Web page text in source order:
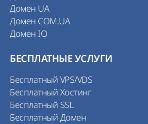
Домен UA
Домен COM.UA
Домен IO
БЕСПЛАТНЫЕ УСЛУГИ
Бесплатный VPS/VDS
Бесплатный Хостинг
Бесплатный SSL
Бесплатный Домен